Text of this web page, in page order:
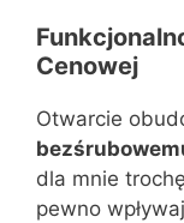
Cenowej
Otwarcie
dla mnie
pewno